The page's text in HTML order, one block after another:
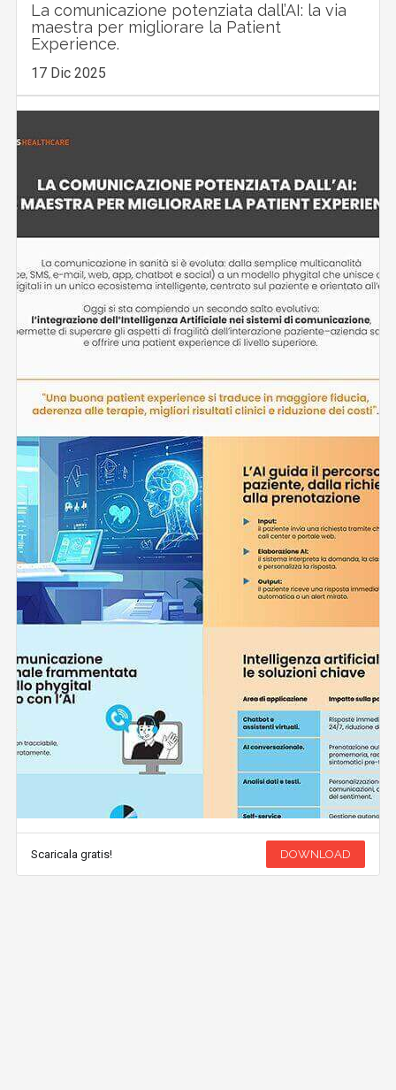
La comunicazione potenziata dall’AI: la via
maestra per migliorare la Patient
Experience.
17 Dic 2025
Scaricala gratis! DOWNLOAD